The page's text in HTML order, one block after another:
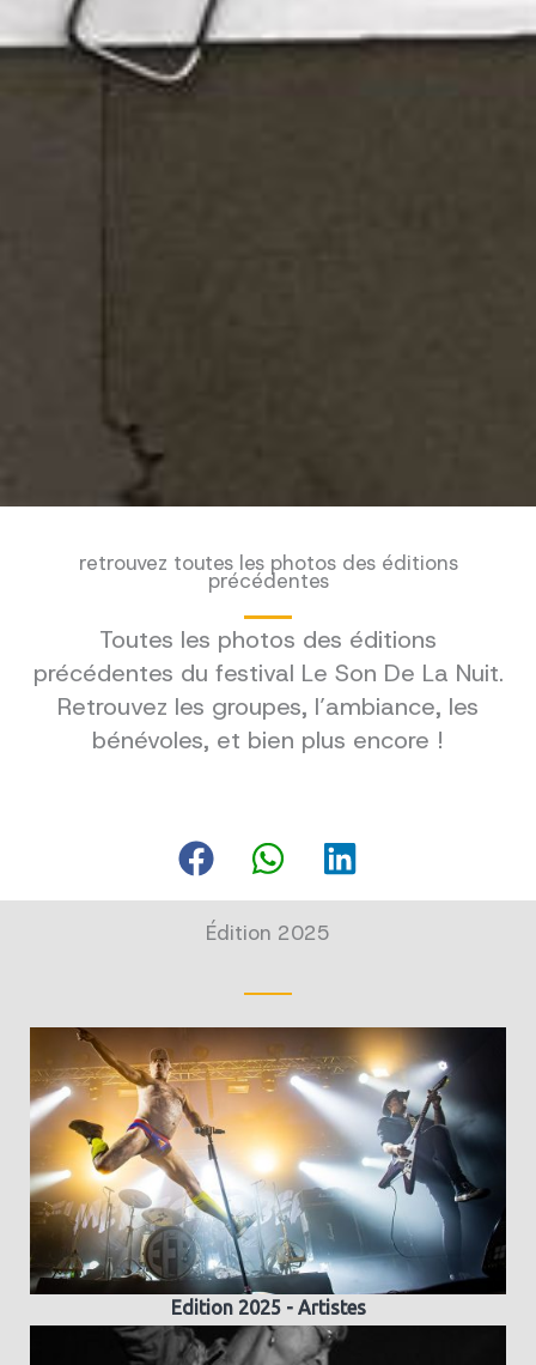
retrouvez toutes les photos des éditions
précédentes
Toutes les photos des éditions
précédentes du festival Le Son De La Nuit.
Retrouvez les groupes, l’ambiance, les
bénévoles, et bien plus encore !
Édition 2025
Edition 2025 - Artistes